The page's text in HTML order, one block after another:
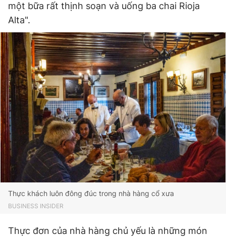
một bữa rất thịnh soạn và uống ba chai Rioja
Alta".
Thực khách luôn đông đúc trong nhà hàng cổ xưa
BUSINESS INSIDER
Thực đơn của nhà hàng chủ yếu là những món